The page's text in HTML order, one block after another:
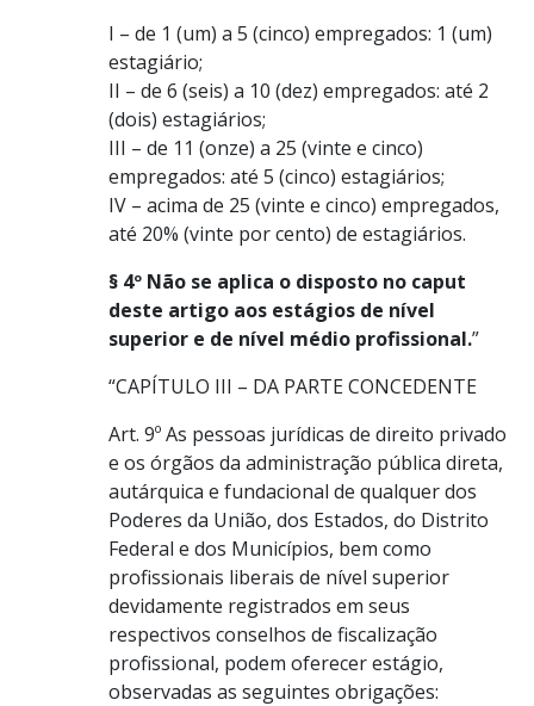
I – de 1 (um) a 5 (cinco) empregados: 1 (um)
estagiário;
II – de 6 (seis) a 10 (dez) empregados: até 2
(dois) estagiários;
III – de 11 (onze) a 25 (vinte e cinco)
empregados: até 5 (cinco) estagiários;
IV – acima de 25 (vinte e cinco) empregados,
até 20% (vinte por cento) de estagiários.
§ 4º Não se aplica o disposto no caput
deste artigo aos estágios de nível
superior e de nível médio profissional.”
“CAPÍTULO III – DA PARTE CONCEDENTE
Art. 9º As pessoas jurídicas de direito privado
e os órgãos da administração pública direta,
autárquica e fundacional de qualquer dos
Poderes da União, dos Estados, do Distrito
Federal e dos Municípios, bem como
profissionais liberais de nível superior
devidamente registrados em seus
respectivos conselhos de fiscalização
profissional, podem oferecer estágio,
observadas as seguintes obrigações: